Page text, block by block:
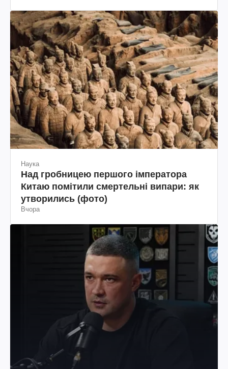
Наука
Над гробницею першого імператора
Китаю помітили смертельні випари: як
утворились (фото)
Вчора